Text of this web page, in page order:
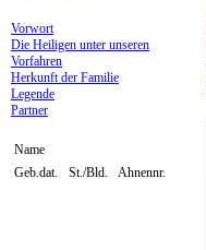
Vorwort
Die Heiligen unter unseren
Vorfahren
Herkunft der Familie
Legende
Partner
Name
Geb.dat.
St./Bld. Ahnennr.